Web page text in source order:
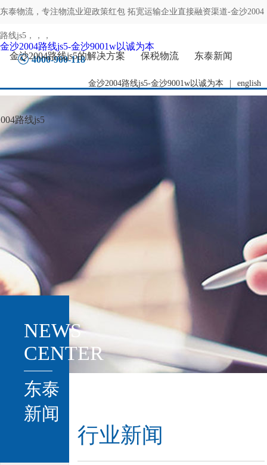
东泰物流，专注物流业迎政策红包 拓宽运输企业直接融资渠道-金沙2004
路线js5 ，，，
4000-900-118
金沙2004路线js5-金沙9001w以诚为本 english
金沙2004路线js5-金沙9001w以诚为本
金沙2004路线js5的解决方案
保税物流 东泰新闻
路线js5
NEWS
CENTER
东泰
新闻
行业新闻